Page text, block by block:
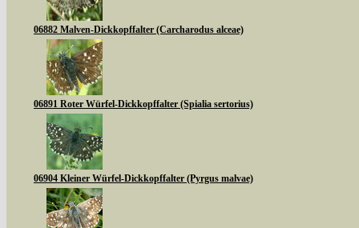
06882 Malven-Dickkopffalter (Carcharodus alceae)
06891 Roter Würfel-Dickkopffalter (Spialia sertorius)
06904 Kleiner Würfel-Dickkopffalter (Pyrgus malvae)